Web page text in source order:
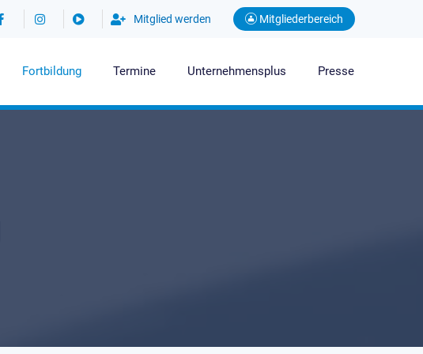
Mitglied werden Mitgliederbereich
Fortbildung Termine Unternehmensplus Presse